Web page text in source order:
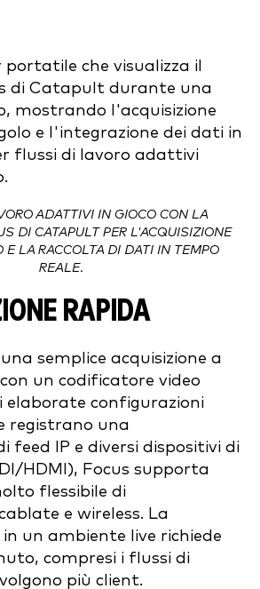
ADATTIVI IN GIOCO CON LA
DI CATAPULT PER L'ACQUISIZIONE
E LA RACCOLTA DI DATI IN TEMPO
REALE.
RAPIDA
semplice acquisizione a
un codificatore video
elaborate configurazioni
registrano una
feed IP e diversi dispositivi di
HDMI), Focus supporta
flessibile di
e wireless. La
un ambiente live richiede
compresi i flussi di
più client.